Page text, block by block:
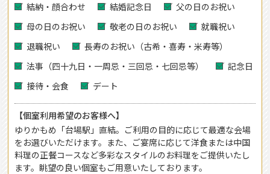
結納・顔合わせ
結婚記念日
父の日のお祝い
母の日のお祝い
敬老の日のお祝い
就職祝い
退職祝い
長寿のお祝い（古希・喜寿・米寿等）
法事（四十九日・一周忌・三回忌・七回忌等）
記念日
接待・会食
デート
【個室利用希望のお客様へ】
ゆりかもめ「台場駅」直結。ご利用の目的に応じて最適な会場
をお選びいただけます。また、ご宴席に応じて洋食または中国
料理の正餐コースなど多彩なスタイルのお料理をご提供いたし
ます。眺望の良い個室もご用意いたしております。